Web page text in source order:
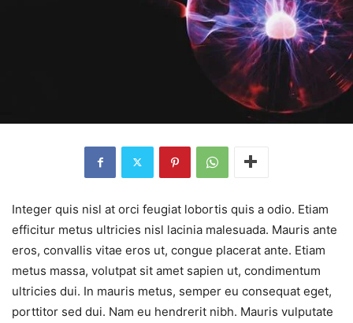
Integer quis nisl at orci feugiat lobortis quis a odio. Etiam
efficitur metus ultricies nisl lacinia malesuada. Mauris ante
eros, convallis vitae eros ut, congue placerat ante. Etiam
metus massa, volutpat sit amet sapien ut, condimentum
ultricies dui. In mauris metus, semper eu consequat eget,
porttitor sed dui. Nam eu hendrerit nibh. Mauris vulputate